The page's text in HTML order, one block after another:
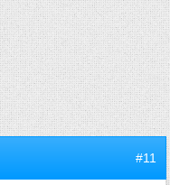
#11